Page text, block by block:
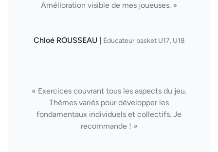
Amélioration visible de mes joueuses. »
Chloé ROUSSEAU | Éducateur basket U17, U18
« Exercices couvrant tous les aspects du jeu.
Thèmes variés pour développer les
fondamentaux individuels et collectifs. Je
recommande ! »